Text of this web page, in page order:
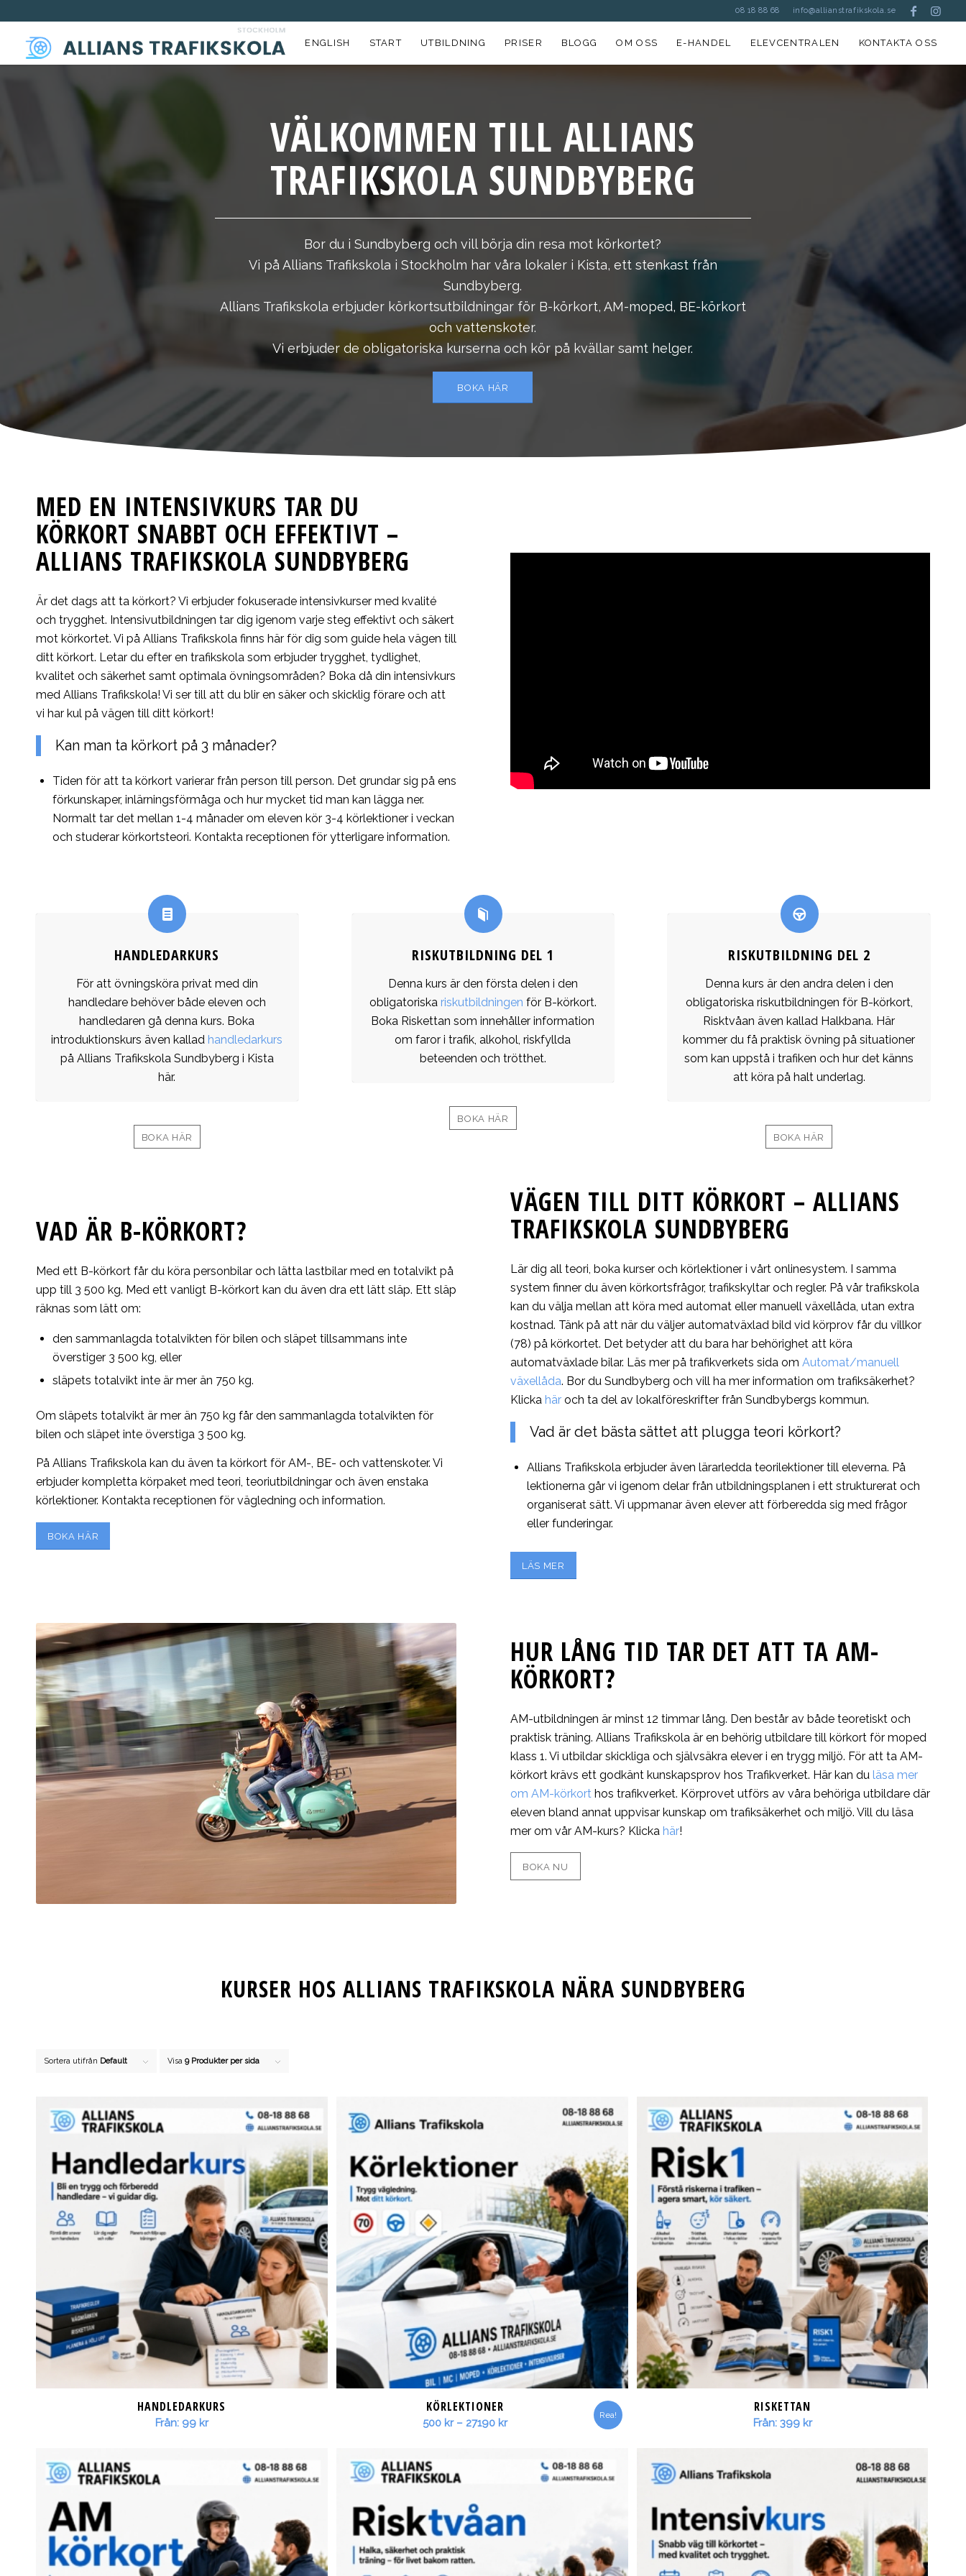
08 18 88 68 info@allianstrafikskola.se
ENGLISH START UTBILDNING PRISER BLOGG OM OSS E-HANDEL ELEVCENTRALEN KONTAKTA OSS
VÄLKOMMEN TILL ALLIANS
TRAFIKSKOLA SUNDBYBERG
Bor du i Sundbyberg och vill börja din resa mot körkortet?
Vi på Allians Trafikskola i Stockholm har våra lokaler i Kista, ett stenkast från
Sundbyberg.
Allians Trafikskola erbjuder körkortsutbildningar för B-körkort, AM-moped, BE-körkort
och vattenskoter.
Vi erbjuder de obligatoriska kurserna och kör på kvällar samt helger.
BOKA HÄR
MED EN INTENSIVKURS TAR DU
KÖRKORT SNABBT OCH EFFEKTIVT –
ALLIANS TRAFIKSKOLA SUNDBYBERG
Är det dags att ta körkort? Vi erbjuder fokuserade intensivkurser med kvalité
och trygghet. Intensivutbildningen tar dig igenom varje steg effektivt och säkert
mot körkortet. Vi på Allians Trafikskola finns här för dig som guide hela vägen till
ditt körkort. Letar du efter en trafikskola som erbjuder trygghet, tydlighet,
kvalitet och säkerhet samt optimala övningsområden? Boka då din intensivkurs
med Allians Trafikskola! Vi ser till att du blir en säker och skicklig förare och att
vi har kul på vägen till ditt körkort!
Kan man ta körkort på 3 månader?
Tiden för att ta körkort varierar från person till person. Det grundar sig på ens
förkunskaper, inlärningsförmåga och hur mycket tid man kan lägga ner.
Normalt tar det mellan 1-4 månader om eleven kör 3-4 körlektioner i veckan
och studerar körkortsteori. Kontakta receptionen för ytterligare information.
HANDLEDARKURS
För att övningsköra privat med din
handledare behöver både eleven och
handledaren gå denna kurs. Boka
introduktionskurs även kallad handledarkurs
på Allians Trafikskola Sundbyberg i Kista
här.
BOKA HÄR
RISKUTBILDNING DEL 1
Denna kurs är den första delen i den
obligatoriska riskutbildningen för B-körkort.
Boka Riskettan som innehåller information
om faror i trafik, alkohol, riskfyllda
beteenden och trötthet.
BOKA HÄR
RISKUTBILDNING DEL 2
Denna kurs är den andra delen i den
obligatoriska riskutbildningen för B-körkort,
Risktvåan även kallad Halkbana. Här
kommer du få praktisk övning på situationer
som kan uppstå i trafiken och hur det känns
att köra på halt underlag.
BOKA HÄR
VAD ÄR B-KÖRKORT?
Med ett B-körkort får du köra personbilar och lätta lastbilar med en totalvikt på
upp till 3 500 kg. Med ett vanligt B-körkort kan du även dra ett lätt släp. Ett släp
räknas som lätt om:
den sammanlagda totalvikten för bilen och släpet tillsammans inte
överstiger 3 500 kg, eller
släpets totalvikt inte är mer än 750 kg.
Om släpets totalvikt är mer än 750 kg får den sammanlagda totalvikten för
bilen och släpet inte överstiga 3 500 kg.
På Allians Trafikskola kan du även ta körkort för AM-, BE- och vattenskoter. Vi
erbjuder kompletta körpaket med teori, teoriutbildningar och även enstaka
körlektioner. Kontakta receptionen för vägledning och information.
BOKA HÄR
VÄGEN TILL DITT KÖRKORT – ALLIANS
TRAFIKSKOLA SUNDBYBERG
Lär dig all teori, boka kurser och körlektioner i vårt onlinesystem. I samma
system finner du även körkortsfrågor, trafikskyltar och regler. På vår trafikskola
kan du välja mellan att köra med automat eller manuell växellåda, utan extra
kostnad. Tänk på att när du väljer automatväxlad bild vid körprov får du villkor
(78) på körkortet. Det betyder att du bara har behörighet att köra
automatväxlade bilar. Läs mer på trafikverkets sida om Automat/manuell
växellåda. Bor du Sundbyberg och vill ha mer information om trafiksäkerhet?
Klicka här och ta del av lokalföreskrifter från Sundbybergs kommun.
Vad är det bästa sättet att plugga teori körkort?
Allians Trafikskola erbjuder även lärarledda teorilektioner till eleverna. På
lektionerna går vi igenom delar från utbildningsplanen i ett strukturerat och
organiserat sätt. Vi uppmanar även elever att förberedda sig med frågor
eller funderingar.
LÄS MER
HUR LÅNG TID TAR DET ATT TA AM-
KÖRKORT?
AM-utbildningen är minst 12 timmar lång. Den består av både teoretiskt och
praktisk träning. Allians Trafikskola är en behörig utbildare till körkort för moped
klass 1. Vi utbildar skickliga och självsäkra elever i en trygg miljö. För att ta AM-
körkort krävs ett godkänt kunskapsprov hos Trafikverket. Här kan du läsa mer
om AM-körkort hos trafikverket. Körprovet utförs av våra behöriga utbildare där
eleven bland annat uppvisar kunskap om trafiksäkerhet och miljö. Vill du läsa
mer om vår AM-kurs? Klicka här!
BOKA NU
KURSER HOS ALLIANS TRAFIKSKOLA NÄRA SUNDBYBERG
Sortera utifrån Default Visa 9 Produkter per sida
HANDLEDARKURS
Från: 99 kr
KÖRLEKTIONER
500 kr – 27190 krPrisintervall:
27190 kr
Rea!
RISKETTAN
Från: 399 kr